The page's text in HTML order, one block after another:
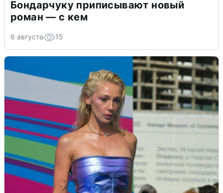
Бондарчуку приписывают новый
роман — с кем
6 августа 15